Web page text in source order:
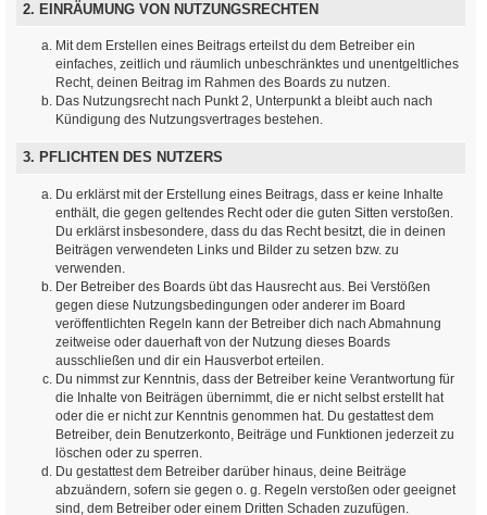
2. EINRÄUMUNG VON NUTZUNGSRECHTEN
Mit dem Erstellen eines Beitrags erteilst du dem Betreiber ein
einfaches, zeitlich und räumlich unbeschränktes und unentgeltliches
Recht, deinen Beitrag im Rahmen des Boards zu nutzen.
Das Nutzungsrecht nach Punkt 2, Unterpunkt a bleibt auch nach
Kündigung des Nutzungsvertrages bestehen.
3. PFLICHTEN DES NUTZERS
Du erklärst mit der Erstellung eines Beitrags, dass er keine Inhalte
enthält, die gegen geltendes Recht oder die guten Sitten verstoßen.
Du erklärst insbesondere, dass du das Recht besitzt, die in deinen
Beiträgen verwendeten Links und Bilder zu setzen bzw. zu
verwenden.
Der Betreiber des Boards übt das Hausrecht aus. Bei Verstößen
gegen diese Nutzungsbedingungen oder anderer im Board
veröffentlichten Regeln kann der Betreiber dich nach Abmahnung
zeitweise oder dauerhaft von der Nutzung dieses Boards
ausschließen und dir ein Hausverbot erteilen.
Du nimmst zur Kenntnis, dass der Betreiber keine Verantwortung für
die Inhalte von Beiträgen übernimmt, die er nicht selbst erstellt hat
oder die er nicht zur Kenntnis genommen hat. Du gestattest dem
Betreiber, dein Benutzerkonto, Beiträge und Funktionen jederzeit zu
löschen oder zu sperren.
Du gestattest dem Betreiber darüber hinaus, deine Beiträge
abzuändern, sofern sie gegen o. g. Regeln verstoßen oder geeignet
sind, dem Betreiber oder einem Dritten Schaden zuzufügen.